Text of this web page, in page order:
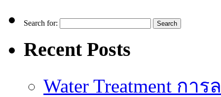
Search for:
Recent Posts
Water Treatment ก